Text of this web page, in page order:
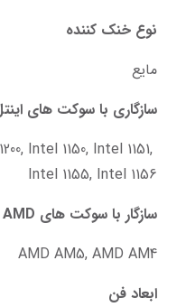
نوع خنک‌ کننده
مایع
سازگاری با سوکت‌ های اینتل
Intel 1150, Intel 1151,
Intel 1155, Intel 1156
سازگار با سوکت‌ های AMD
AMD AM5, AMD AM4
ابعاد فن